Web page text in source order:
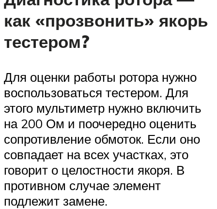
как «прозвонить» якорь
тестером?
Для оценки работы ротора нужно
воспользоваться тестером. Для
этого мультиметр нужно включить
на 200 Ом и поочередно оценить
сопротивление обмоток. Если оно
совпадает на всех участках, это
говорит о целостности якоря. В
противном случае элемент
подлежит замене.